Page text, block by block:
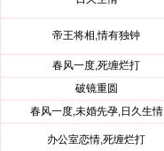
帝王将相,情有独钟
春风一度,死缠烂打
破镜重圆
春风一度,未婚先孕,日久生情
办公室恋情,死缠烂打